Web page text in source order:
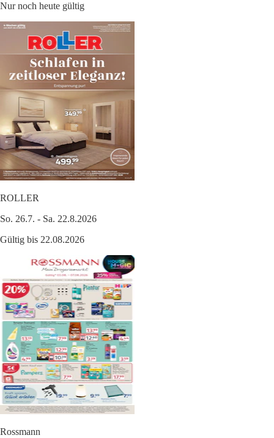
Nur noch heute gültig
ROLLER
So. 26.7. - Sa. 22.8.2026
Gültig bis 22.08.2026
Rossmann